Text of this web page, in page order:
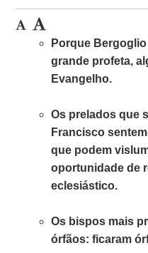
Porque
grande profeta,
Evangelho.
Os prelados que
Francisco
que podem
oportunidade de
eclesiástico.
Os bispos mais
órfãos: ficaram